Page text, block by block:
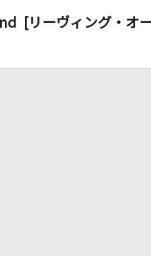
[リーヴィング・オ